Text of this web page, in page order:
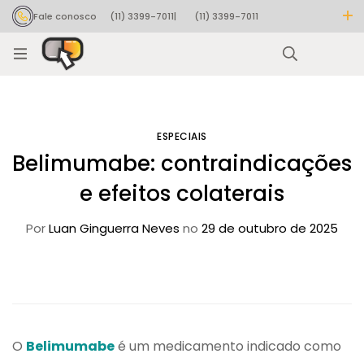
Fale conosco (11) 3399-7011|
(11) 3399-7011
Rastrear pedido
ESPECIAIS
Belimumabe: contraindicações
e efeitos colaterais
PorLuan Ginguerra Neves no 29 de outubro de 2025
O Belimumabeé um medicamento indicado como